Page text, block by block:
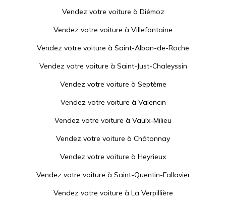
Vendez votre voiture à Diémoz
Vendez votre voiture à Villefontaine
Vendez votre voiture à Saint-Alban-de-Roche
Vendez votre voiture à Saint-Just-Chaleyssin
Vendez votre voiture à Septème
Vendez votre voiture à Valencin
Vendez votre voiture à Vaulx-Milieu
Vendez votre voiture à Châtonnay
Vendez votre voiture à Heyrieux
Vendez votre voiture à Saint-Quentin-Fallavier
Vendez votre voiture à La Verpillière